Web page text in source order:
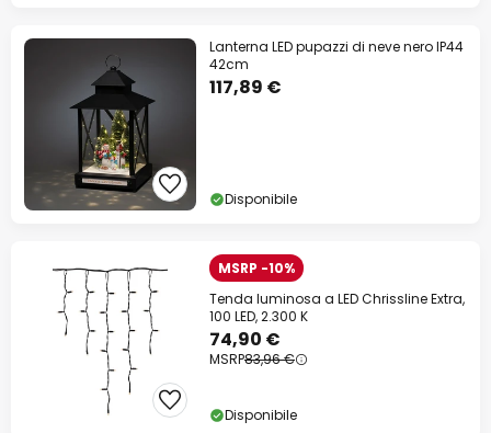
Lanterna LED pupazzi di neve nero IP44
42cm
117,89 €
Disponibile
MSRP -10%
Tenda luminosa a LED Chrissline Extra,
100 LED, 2.300 K
74,90 €
MSRP83,96 €
Disponibile